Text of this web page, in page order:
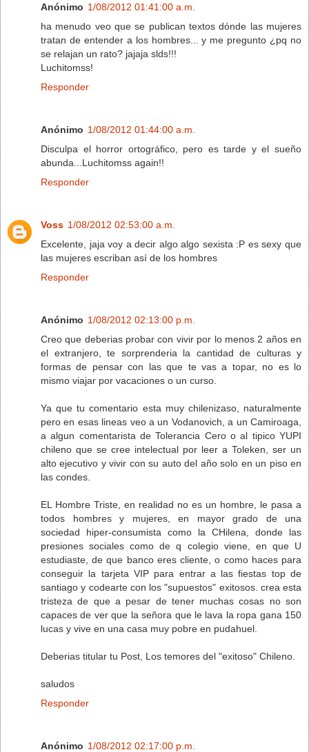
Anónimo 1/08/2012 01:41:00 a.m.
ha menudo veo que se publican textos dónde las mujeres
tratan de entender a los hombres... y me pregunto ¿pq no
se relajan un rato? jajaja slds!!!
Luchitomss!
Responder
Anónimo 1/08/2012 01:44:00 a.m.
Disculpa el horror ortográfico, pero es tarde y el sueño
abunda...Luchitomss again!!
Responder
Voss 1/08/2012 02:53:00 a.m.
Excelente, jaja voy a decir algo algo sexista :P es sexy que
las mujeres escriban así de los hombres
Responder
Anónimo 1/08/2012 02:13:00 p.m.
Creo que deberias probar con vivir por lo menos 2 años en
el extranjero, te sorprenderia la cantidad de culturas y
formas de pensar con las que te vas a topar, no es lo
mismo viajar por vacaciones o un curso.
Ya que tu comentario esta muy chilenizaso, naturalmente
pero en esas lineas veo a un Vodanovich, a un Camiroaga,
a algun comentarista de Tolerancia Cero o al tipico YUPI
chileno que se cree intelectual por leer a Toleken, ser un
alto ejecutivo y vivir con su auto del año solo en un piso en
las condes.
EL Hombre Triste, en realidad no es un hombre, le pasa a
todos hombres y mujeres, en mayor grado de una
sociedad hiper-consumista como la CHilena, donde las
presiones sociales como de q colegio viene, en que U
estudiaste, de que banco eres cliente, o como haces para
conseguir la tarjeta VIP para entrar a las fiestas top de
santiago y codearte con los "supuestos" exitosos. crea esta
tristeza de que a pesar de tener muchas cosas no son
capaces de ver que la señora que le lava la ropa gana 150
lucas y vive en una casa muy pobre en pudahuel.
Deberias titular tu Post, Los temores del "exitoso" Chileno.
saludos
Responder
Anónimo 1/08/2012 02:17:00 p.m.